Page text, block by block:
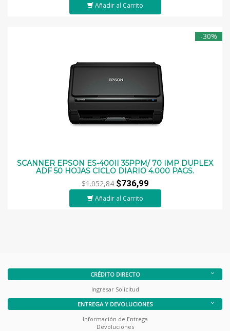
Añadir al Carrito
-30%
SCANNER EPSON ES-400II 35PPM/ 70 IMP DUPLEX
ADF 50 HOJAS CICLO DIARIO 4.000 PAGS.
$1.052,84$736,99
Añadir al Carrito
CRÉDITO DIRECTO
Ingresar Solicitud
ENTREGA Y DEVOLUCIONES
Información de Entrega
Devoluciones